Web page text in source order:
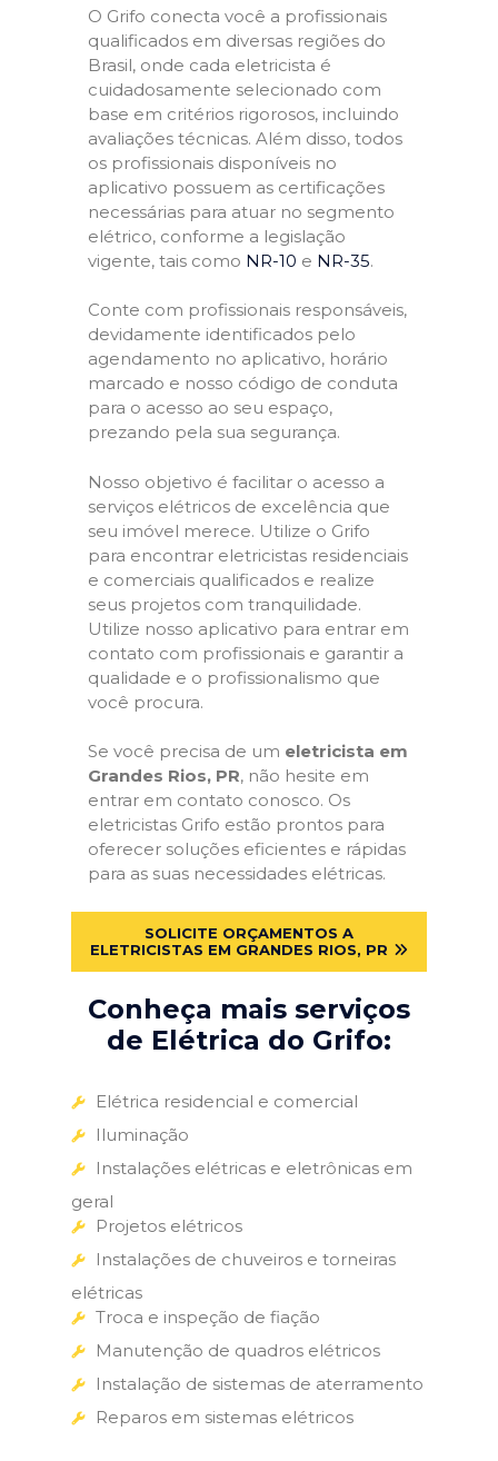
O Grifo conecta você a profissionais
qualificados em diversas regiões do
Brasil, onde cada eletricista é
cuidadosamente selecionado com
base em critérios rigorosos, incluindo
avaliações técnicas. Além disso, todos
os profissionais disponíveis no
aplicativo possuem as certificações
necessárias para atuar no segmento
elétrico, conforme a legislação
vigente, tais como NR-10 e NR-35.
Conte com profissionais responsáveis,
devidamente identificados pelo
agendamento no aplicativo, horário
marcado e nosso código de conduta
para o acesso ao seu espaço,
prezando pela sua segurança.
Nosso objetivo é facilitar o acesso a
serviços elétricos de excelência que
seu imóvel merece. Utilize o Grifo
para encontrar eletricistas residenciais
e comerciais qualificados e realize
seus projetos com tranquilidade.
Utilize nosso aplicativo para entrar em
contato com profissionais e garantir a
qualidade e o profissionalismo que
você procura.
Se você precisa de um eletricista em
Grandes Rios, PR, não hesite em
entrar em contato conosco. Os
eletricistas Grifo estão prontos para
oferecer soluções eficientes e rápidas
para as suas necessidades elétricas.
SOLICITE ORÇAMENTOS A
ELETRICISTAS EM GRANDES RIOS, PR
Conheça mais serviços
de Elétrica do Grifo:
Elétrica residencial e comercial
Iluminação
Instalações elétricas e eletrônicas em
geral
Projetos elétricos
Instalações de chuveiros e torneiras
elétricas
Troca e inspeção de fiação
Manutenção de quadros elétricos
Instalação de sistemas de aterramento
Reparos em sistemas elétricos